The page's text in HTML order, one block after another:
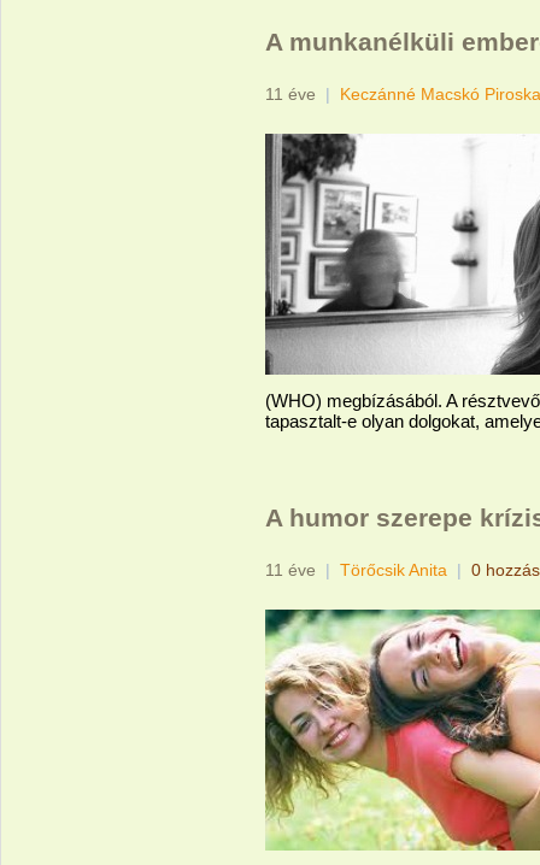
A munkanélküli
11 éve | Keczánné Macskó Piroska
(WHO) megbízásából. A
tapasztalt-e olyan dolgokat,
A humor szerepe
11 éve | Törőcsik Anita | 0